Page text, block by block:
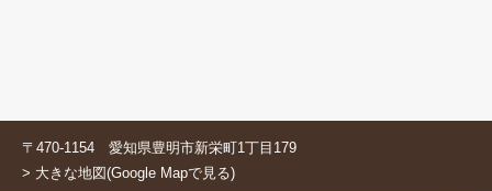
〒470-1154 愛知県豊明市新栄町1丁目179
> 大きな地図(Google Mapで見る)